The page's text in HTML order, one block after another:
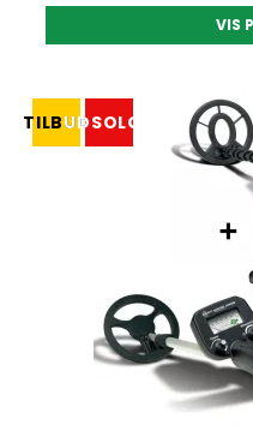
VIS
TILBUDUDSOLGT